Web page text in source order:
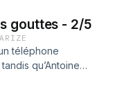
gouttes - 2/5
téléphone
qu’Antoine
professeur de
et trouvera une